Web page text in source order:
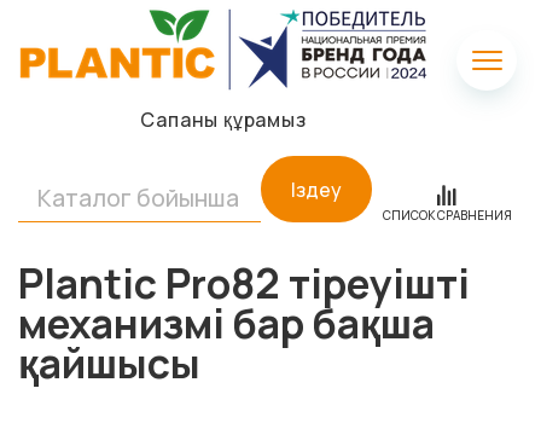
Сапаны құрамыз
Іздеу
СПИСОК СРАВНЕНИЯ
Plantic Pro82 тіреуішті
механизмі бар бақша
қайшысы